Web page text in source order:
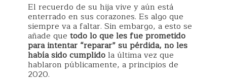
El recuerdo de su hija vive y aún está
enterrado en sus corazones. Es algo que
siempre va a faltar. Sin embargo, a esto se
añade que todo lo que les fue prometido
para intentar “reparar” su pérdida, no les
había sido cumplidola última vez que
hablaron públicamente, a principios de
2020.